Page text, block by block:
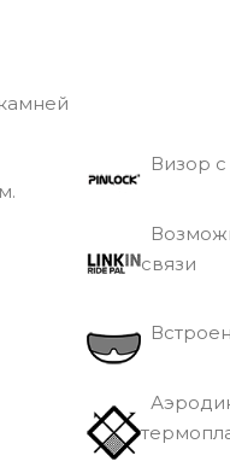
Визор с
связи